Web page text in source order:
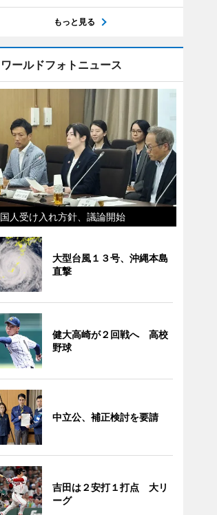
もっと見る
ワールドフォトニュース
人受け入れ方針、議論開始
大型台風１３号、沖縄本島
直撃
健大高崎が２回戦へ 高校
野球
中立公、補正検討を要請
吉田は２安打１打点 大リ
ーグ